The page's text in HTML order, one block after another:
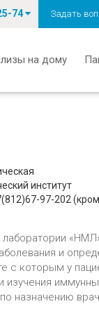
74 Задать
на дому
институт
97-202
и
с которым у
изучения
назначению